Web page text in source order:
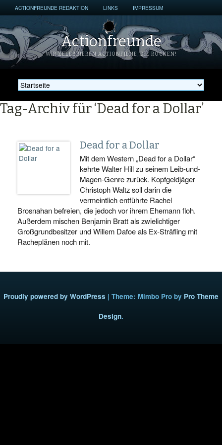
ACTIONFREUNDE REDAKTION LINKS IMPRESSUM
Actionfreunde
WIR ZELEBRIEREN ACTIONFILME, DIE ROCKEN!
Tag-Archiv für ‘Dead for a Dollar’
Dead for a Dollar
Mit dem Western „Dead for a Dollar“
kehrte Walter Hill zu seinem Leib-und-
Magen-Genre zurück. Kopfgeldjäger
Christoph Waltz soll darin die
vermeintlich entführte Rachel
Brosnahan befreien, die jedoch vor ihrem Ehemann floh.
Außerdem mischen Benjamin Bratt als zwielichtiger
Großgrundbesitzer und Willem Dafoe als Ex-Sträfling mit
Racheplänen noch mit.
Proudly powered by WordPress | Theme: Mimbo Pro by Pro Theme
Design.